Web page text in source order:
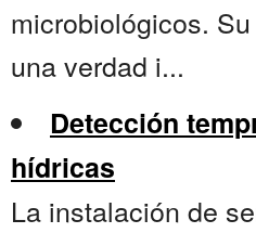
microbiológicos.
una verdad i...
Detección
hídricas
La instalación de